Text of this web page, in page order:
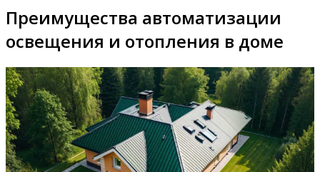
Преимущества автоматизации
освещения и отопления в доме